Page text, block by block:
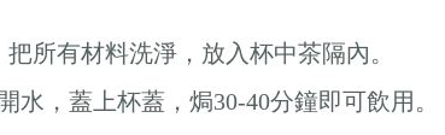
把所有材料洗淨，放入杯中茶隔內。
水，蓋上杯蓋，焗30-40分鐘即可飲用。